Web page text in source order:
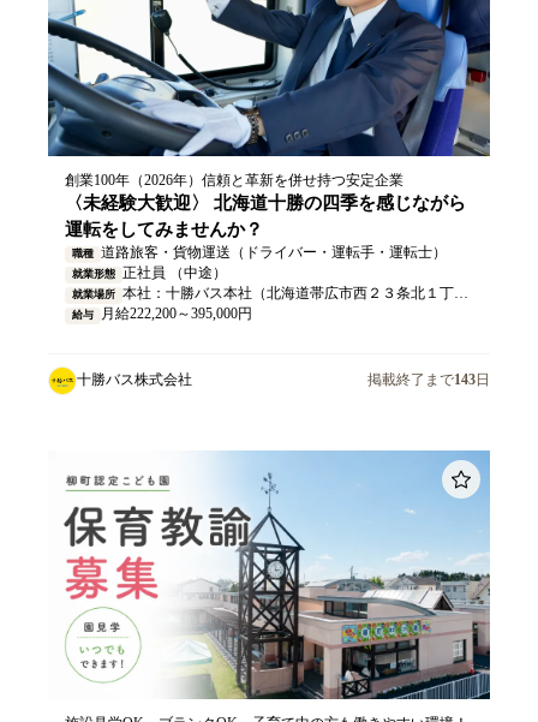
創業100年（2026年）信頼と革新を併せ持つ安定企業
〈未経験大歓迎〉 北海道十勝の四季を感じながら
運転をしてみませんか？
職種 道路旅客・貨物運送（ドライバー・運転手・運転士）
就業形態 正社員 （中途）
就業場所
給与 月給222,200～395,000円
十勝バス株式会社 掲載終了まで143日